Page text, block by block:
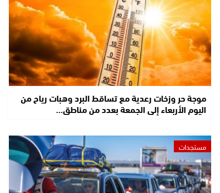
موجة حر وزخات رعدية مع تساقط البرد وهبات رياح من
اليوم الأربعاء إلى الجمعة بعدد من مناطق…
مستجدات